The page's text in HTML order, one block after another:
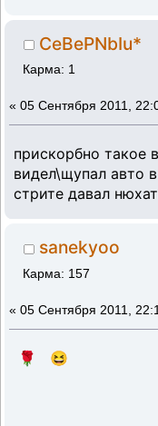
CeBePNbIu*
Карма: 1
« 05 Сентября 2011,
прискорбно такое
видел\щупал авто
стрите давал
sanekyoo
Карма: 157
« 05 Сентября 2011,
🌹 😆